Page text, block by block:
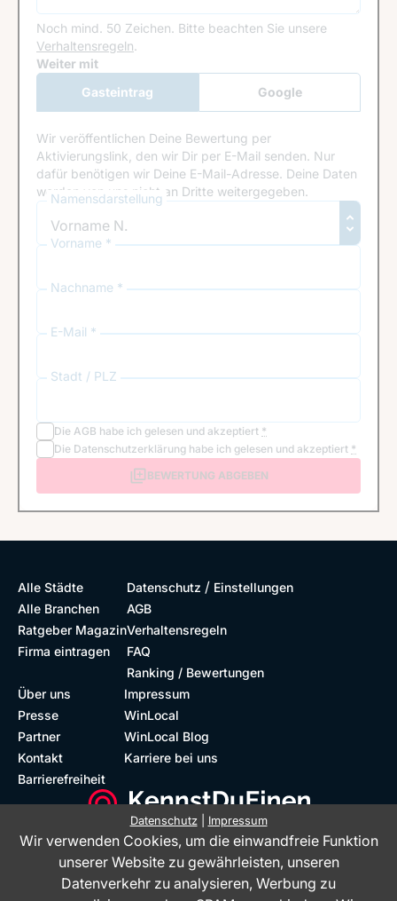
Noch mind. 50 Zeichen. Bitte beachten Sie unsere
Verhaltensregeln.
Google Recaptcha
Weiter mit
Gasteintrag
Google
Anmeldung
Wir veröffentlichen Deine Bewertung per
Aktivierungslink, den wir Dir per E-Mail senden. Nur
dafür benötigen wir Deine E-Mail-Adresse. Deine Daten
werden von uns nicht an Dritte weitergegeben.
Namensdarstellung
Vorname *
Nachname *
E-Mail *
Stadt / PLZ
Die AGB habe ich gelesen und akzeptiert *
Die Datenschutzerklärung habe ich gelesen und akzeptiert *
BEWERTUNG ABGEBEN
Alle Städte
Alle Branchen
Ratgeber Magazin
Firma eintragen
Datenschutz / Einstellungen
AGB
Verhaltensregeln
FAQ
Ranking / Bewertungen
Über uns
Presse
Partner
Kontakt
Barrierefreiheit
Impressum
WinLocal
WinLocal Blog
Karriere bei uns
Datenschutz| Impressum
Wir verwenden Cookies, um die einwandfreie Funktion
unserer Website zu gewährleisten, unseren
Datenverkehr zu analysieren, Werbung zu